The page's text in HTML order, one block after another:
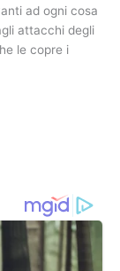
ad ogni cosa
attacchi degli
le copre i